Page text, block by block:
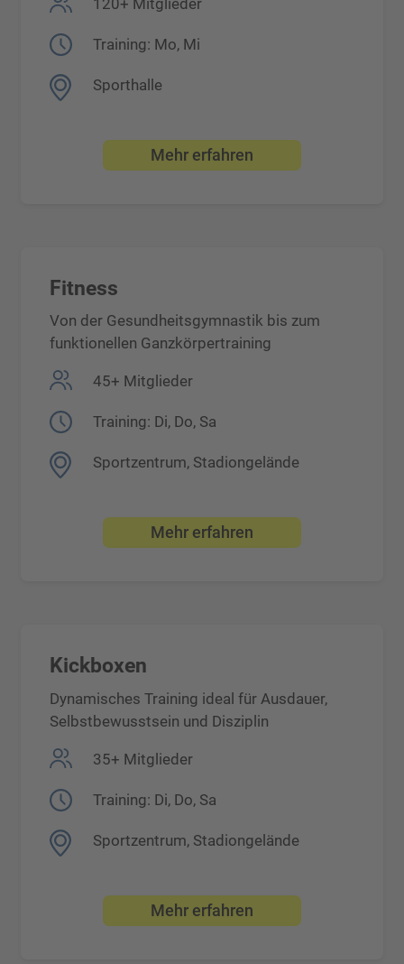
Training: Mo, Mi
Sporthalle
Mehr erfahren
Fitness
Von der Gesundheitsgymnastik bis zum
funktionellen Ganzkörpertraining
45+ Mitglieder
Training: Di, Do, Sa
Sportzentrum, Stadiongelände
Mehr erfahren
Kickboxen
Dynamisches Training ideal für Ausdauer,
Selbstbewusstsein und Disziplin
35+ Mitglieder
Training: Di, Do, Sa
Sportzentrum, Stadiongelände
Mehr erfahren